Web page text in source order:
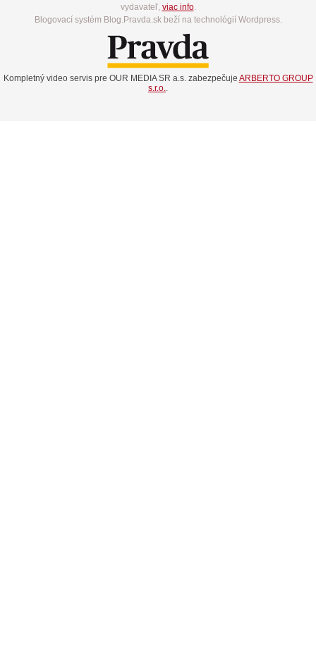
vydavateľ, viac info.
Blogovací systém Blog.Pravda.sk beží na technológií Wordpress.
Kompletný video servis pre OUR MEDIA SR a.s. zabezpečuje ARBERTO GROUP
s.r.o..